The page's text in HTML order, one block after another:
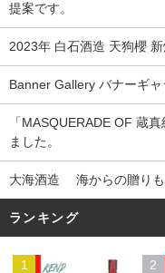
提案です。
2023年 白石酒造 天狗櫻 新
Banner Gallery バナーギャ
「MASQUERADE OF 蔵
ました。
大海酒造 海からの贈りも
ランキング
1 2